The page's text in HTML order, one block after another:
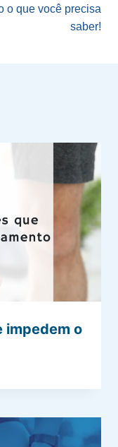
o que você precisa
saber!
impedem o